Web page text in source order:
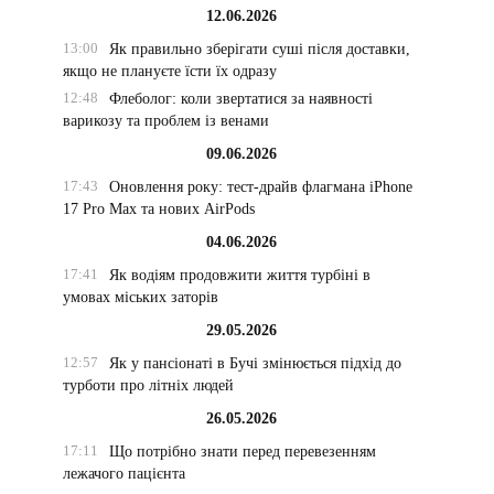
12.06.2026
13:00
Як правильно зберігати суші після доставки,
якщо не плануєте їсти їх одразу
12:48
Флеболог: коли звертатися за наявності
варикозу та проблем із венами
09.06.2026
17:43
Оновлення року: тест-драйв флагмана iPhone
17 Pro Max та нових AirPods
04.06.2026
17:41
Як водіям продовжити життя турбіні в
умовах міських заторів
29.05.2026
12:57
Як у пансіонаті в Бучі змінюється підхід до
турботи про літніх людей
26.05.2026
17:11
Що потрібно знати перед перевезенням
лежачого пацієнта